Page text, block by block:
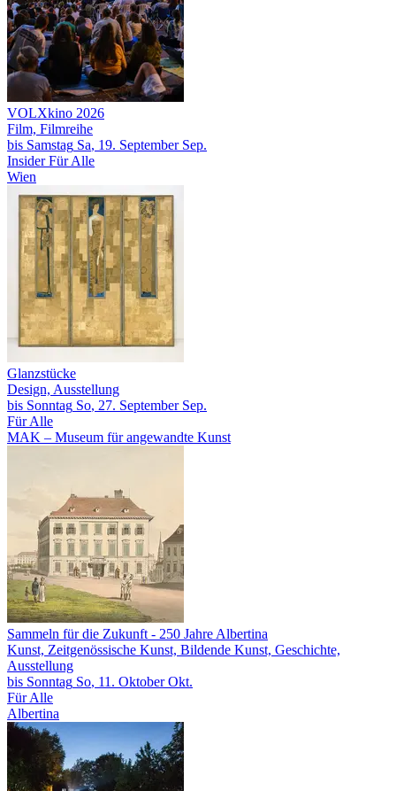
VOLXkino 2026
Film, Filmreihe
bis Samstag Sa, 19. September Sep.
InsiderFür Alle
Wien
Glanzstücke
Design, Ausstellung
bis Sonntag So, 27. September Sep.
Für Alle
MAK – Museum für angewandte Kunst
Sammeln für die Zukunft - 250 Jahre Albertina
Kunst, Zeitgenössische Kunst, Bildende Kunst, Geschichte,
Ausstellung
bis Sonntag So, 11. Oktober Okt.
Für Alle
Albertina